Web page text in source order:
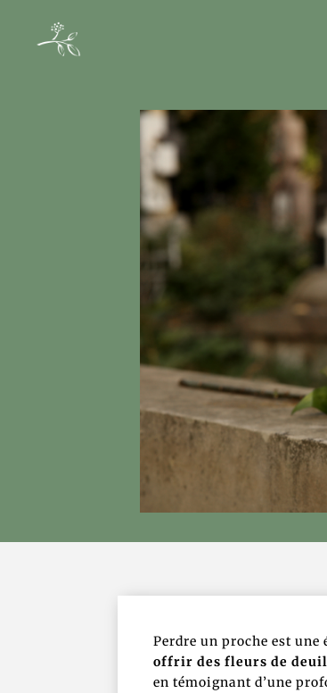
Perdre un proche est
offrir des fleurs de deuil
en témoignant d’une